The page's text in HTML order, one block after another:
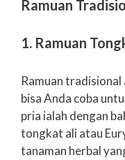
Ramuan
1. Ramuan
Ramuan
bisa Anda coba
pria ialah dengan
tongkat ali atau
tanaman herbal